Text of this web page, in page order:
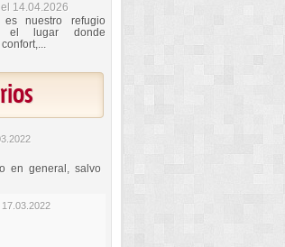
14.04.2026
nuestro refugio
el lugar donde
en general, salvo